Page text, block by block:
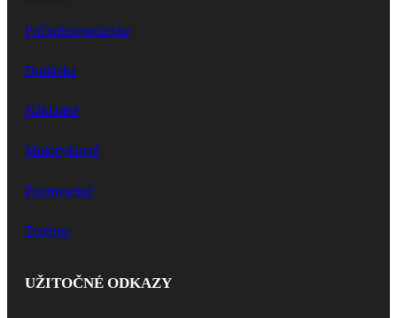
Poľnohospodárske
Dodávka
Nákladné
Motocyklové
Priemyselné
Terénne
UŽITOČNÉ ODKAZY